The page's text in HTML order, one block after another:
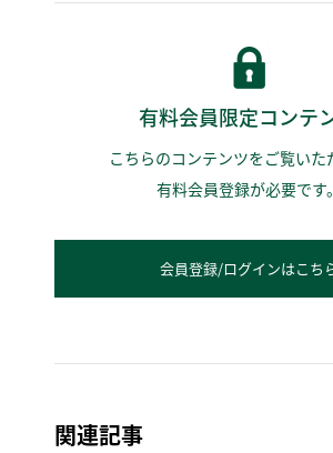
有料会員限定コンテ
こちらのコンテンツをご覧いた
有料会員登録が必要です。
会員登録/ログインはこち
関連記事